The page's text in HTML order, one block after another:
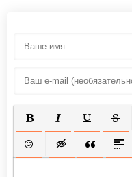
ПОЛУЖИРНЫЙ
КУРСИВ
ВСТАВИТЬ СМАЙЛИК
ВСТАВКАВСТАВКА